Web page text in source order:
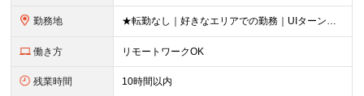
勤務地 ★転勤なし｜好きなエリアでの勤務｜UIターン歓迎 全国47都道府県にある支社のいずれかにて勤務していただきます。 ＜募集エリア＞ ◆北海道・東北：北海道/青森/宮城/岩手/秋田/山形/福島
働き方 リモートワークOK
残業時間 10時間以内